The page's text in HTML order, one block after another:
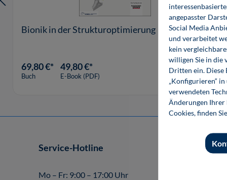
Bionik in der Strukturoptimierung
69,80 €*
Buch
49,80 €*
E-Book (PDF)
Service-Hotline
Mo – Fr: 9:00 – 17:00 Uhr
angepasster
Social Media
und verarbeitet
kein
willigen Sie in die
Dritten ein. Diese
„Konfigurieren“
verwendeten
Änderungen
Cookies, finden